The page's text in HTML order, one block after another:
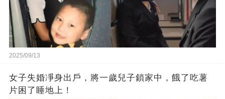
2025/09/13
女子失婚凈身出戶，將一歲兒子鎖家中，餓了吃薯
片困了睡地上！